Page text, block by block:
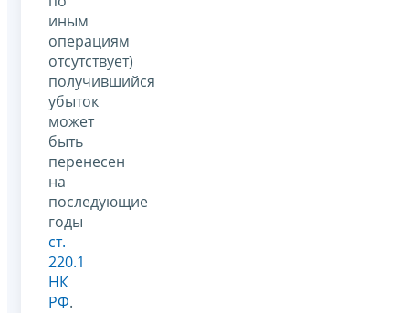
иным
операциям
отсутствует)
получившийся
убыток
может
быть
перенесен
на
последующие
годы
ст.
220.1
НК
РФ.